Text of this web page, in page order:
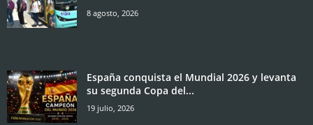
8 agosto, 2026
España conquista el Mundial 2026 y levanta
su segunda Copa del...
19 julio, 2026